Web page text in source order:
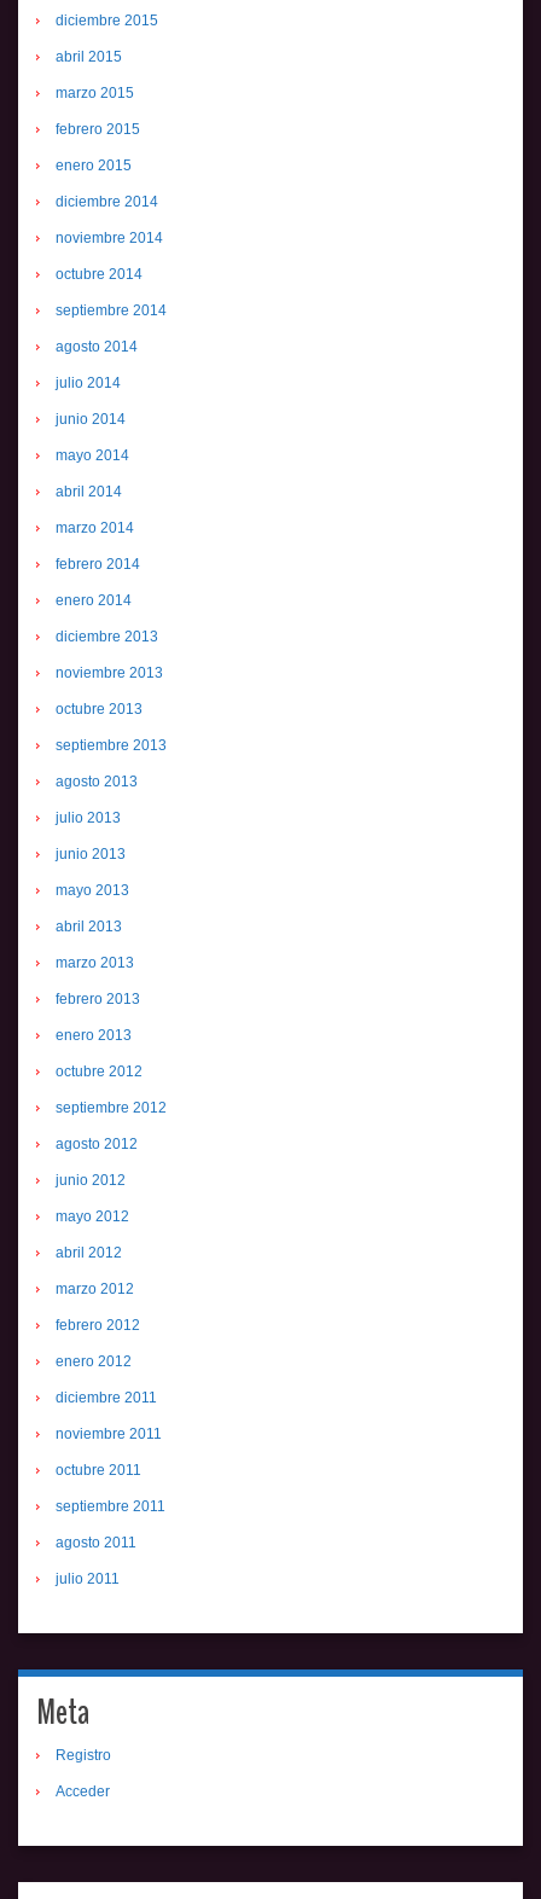
diciembre 2015
abril 2015
marzo 2015
febrero 2015
enero 2015
diciembre 2014
noviembre 2014
octubre 2014
septiembre 2014
agosto 2014
julio 2014
junio 2014
mayo 2014
abril 2014
marzo 2014
febrero 2014
enero 2014
diciembre 2013
noviembre 2013
octubre 2013
septiembre 2013
agosto 2013
julio 2013
junio 2013
mayo 2013
abril 2013
marzo 2013
febrero 2013
enero 2013
octubre 2012
septiembre 2012
agosto 2012
junio 2012
mayo 2012
abril 2012
marzo 2012
febrero 2012
enero 2012
diciembre 2011
noviembre 2011
octubre 2011
septiembre 2011
agosto 2011
julio 2011
Meta
Registro
Acceder